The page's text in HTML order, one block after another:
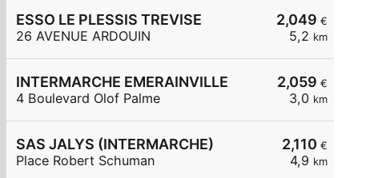
2,049 €
5,2 km
ESSO LE PLESSIS TREVISE
26 AVENUE ARDOUIN
2,059 €
3,0 km
INTERMARCHE EMERAINVILLE
4 Boulevard Olof Palme
2,110 €
4,9 km
SAS JALYS (INTERMARCHE)
Place Robert Schuman